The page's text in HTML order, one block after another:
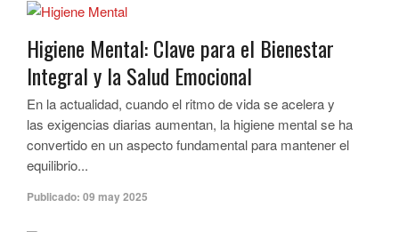
Higiene Mental: Clave para el Bienestar
Integral y la Salud Emocional
En la actualidad, cuando el ritmo de vida se acelera y
las exigencias diarias aumentan, la higiene mental se ha
convertido en un aspecto fundamental para mantener el
equilibrio...
Publicado: 09 may 2025